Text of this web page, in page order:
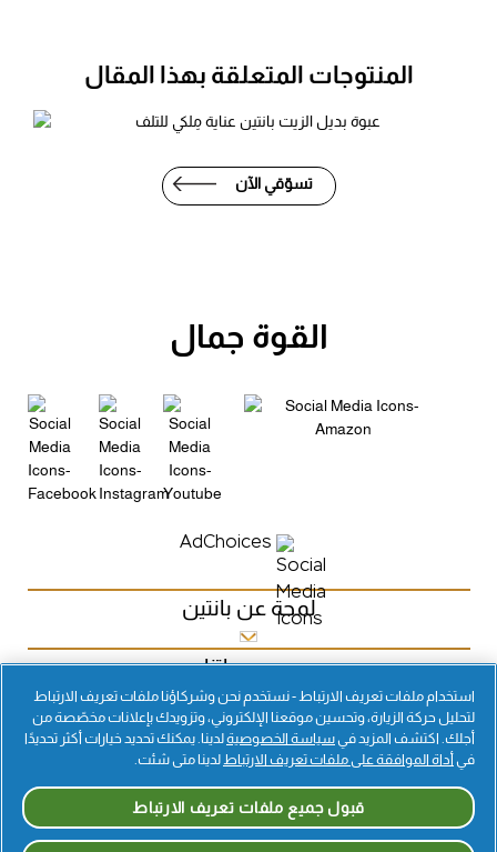
المنتوجات المتعلقة بهذا المقال
تسوّقي الآن
القوة جمال
AdChoices
لمحة عن بانتين
مجموعاتنا
إصدار جديد
مدونة
استخدام ملفات تعريف الارتباط - نستخدم نحن وشركاؤنا ملفات تعريف الارتباط
لتحليل حركة الزيارة، وتحسين موقعنا الإلكتروني، وتزويدك بإعلانات مخصّصة من
أجلك. اكتشف المزيد فيسياسة الخصوصيةلدينا. يمكنك تحديد خيارات أكثر تحديدًا
فيأداة الموافقة على ملفات تعريف الارتباطلدينا متى شئت.
قبول جميع ملفات تعريف الارتباط